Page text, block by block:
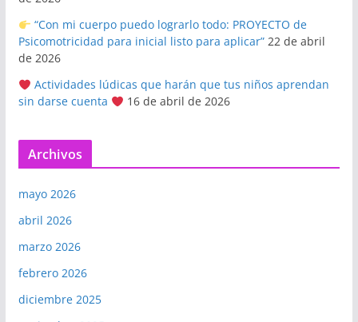
“Con mi cuerpo puedo lograrlo todo: PROYECTO de
Psicomotricidad para inicial listo para aplicar” 22 de abril
de 2026
Actividades lúdicas que harán que tus niños aprendan
sin darse cuenta
16 de abril de 2026
Archivos
mayo 2026
abril 2026
marzo 2026
febrero 2026
diciembre 2025